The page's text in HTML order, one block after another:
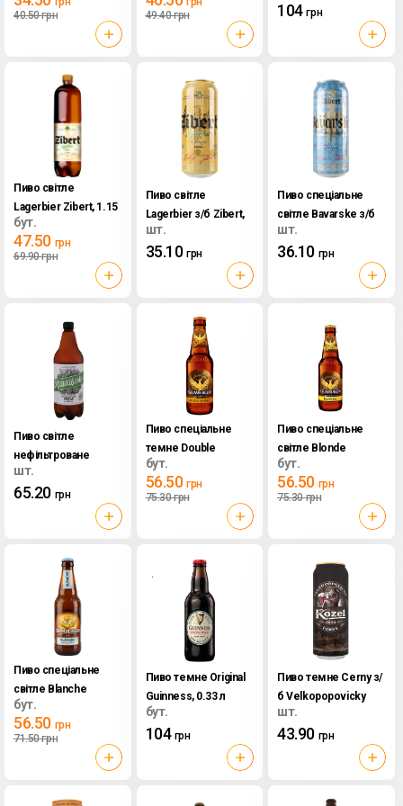
40.50грн
49.40грн 104 грн
Пиво світле
Lagerbier Zibert, 1.15
л
бут.
47.50 грн
69.90грн
Пиво світле
Lagerbier з/б Zibert,
0.5 л
шт.
35.10 грн
Пиво спеціальне
світле Bavarske з/б
Zibert, 0.5 л
шт.
36.10 грн
Пиво світле
нефільтроване
Світле Жашківське,
1 л
шт.
65.20 грн
Пиво спеціальне
темне Double
Ambree Grimbergen,
0.33 л
бут.
56.50 грн
75.30грн
Пиво спеціальне
світле Blonde
Grimbergen, 0.33 л
бут.
56.50 грн
75.30грн
Пиво спеціальне
світле Blanche
Grimbergen, 0.33 л
бут.
56.50 грн
71.50грн
Пиво темне Original
Guinness, 0.33 л
бут.
104 грн
Пиво темне Cerny з/
б Velkopopovicky
Kozel, 0.5 л
шт.
43.90 грн